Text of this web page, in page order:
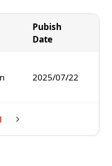
Pubish
Date
2025/07/22